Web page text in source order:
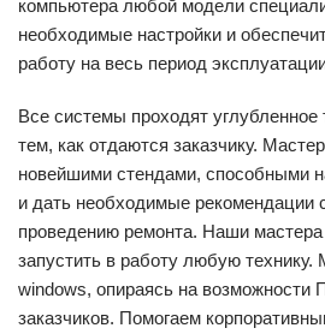
компьютера любой модели
необходимые настройки и
работу на весь период
Все системы проходят углубленное
тем, как отдаются заказчику.
новейшими стендами, способными
и дать необходимые рекомендации
проведению ремонта. Наши
запустить в работу любую
windows, опираясь на возможности
заказчиков. Помогаем